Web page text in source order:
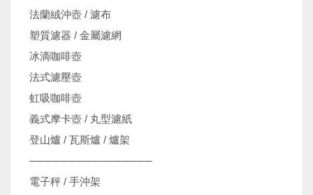
法蘭絨沖壺 / 濾布
塑質濾器 / 金屬濾網
冰滴咖啡壺
法式濾壓壺
虹吸咖啡壺
義式摩卡壺 / 丸型濾紙
登山爐 / 瓦斯爐 / 爐架
────────────────
電子秤 / 手沖架